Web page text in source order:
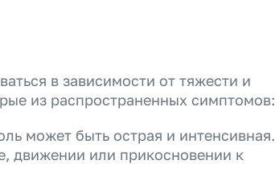
в зависимости от тяжести и
из распространенных симптомов:
может быть острая и интенсивная.
движении или прикосновении к